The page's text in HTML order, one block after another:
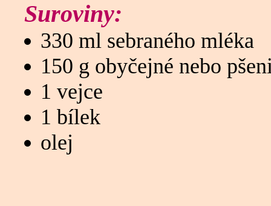
Suroviny:
330 ml sebraného mléka
150 g obyčejné nebo
1 vejce
1 bílek
olej